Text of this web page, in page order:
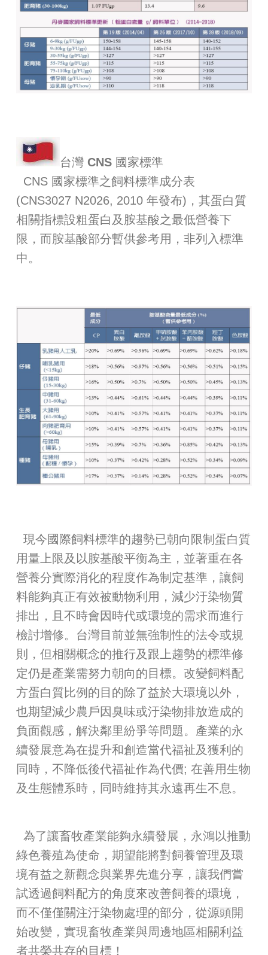
台灣 CNS 國家標準
CNS 國家標準之飼料標準成分表
(CNS3027 N2026, 2010 年發布)，其蛋白質
相關指標設粗蛋白及胺基酸之最低營養下
限，而胺基酸部分暫供參考用，非列入標準
中。
現今國際飼料標準的趨勢已朝向限制蛋白質
用量上限及以胺基酸平衡為主，並著重在各
營養分實際消化的程度作為制定基準，讓飼
料能夠真正有效被動物利用，減少汙染物質
排出，且不時會因時代或環境的需求而進行
檢討增修。台灣目前並無強制性的法令或規
則，但相關概念的推行及跟上趨勢的標準修
定仍是產業需努力朝向的目標。改變飼料配
方蛋白質比例的目的除了益於大環境以外，
也期望減少農戶因臭味或汙染物排放造成的
負面觀感，解決鄰里紛爭等問題。產業的永
續發展意為在提升和創造當代福祉及獲利的
同時，不降低後代福祉作為代價; 在善用生物
及生態體系時，同時維持其永遠再生不息。
為了讓畜牧產業能夠永續發展，永鴻以推動
綠色養殖為使命，期望能將對飼養管理及環
境有益之新觀念與業界先進分享，讓我們嘗
試透過飼料配方的角度來改善飼養的環境，
而不僅僅關注汙染物處理的部分，從源頭開
始改變，實現畜牧產業與周邊地區相關利益
者共榮共存的目標！